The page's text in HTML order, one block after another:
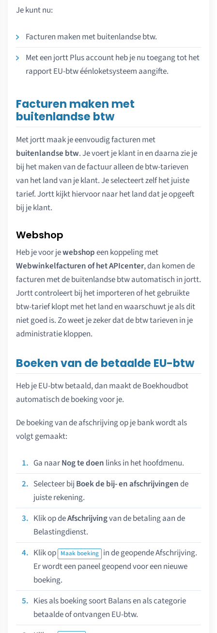
Je kunt nu:
Facturen maken met buitenlandse btw.
Met een jortt Plus account heb je nu toegang tot het
rapport EU-btw éénloketsysteem aangifte.
Facturen maken met
buitenlandse btw
Met jortt maak je eenvoudig facturen met
buitenlandse btw. Je voert je klant in en daarna zie je
bij het maken van de factuur alleen de btw-tarieven
van het land van je klant. Je selecteert zelf het juiste
tarief. Jortt kijkt hiervoor naar het land dat je opgeeft
bij je klant.
Webshop
Heb je voor jewebshopeen koppeling met
Webwinkelfacturen of het APIcenter, dan komen de
facturen met de buitenlandse btw automatisch in jortt.
Jortt controleert bij het importeren of het gebruikte
btw-tarief klopt met het land en waarschuwt je als dit
niet goed is. Zo weet je zeker dat de btw tarieven in je
administratie kloppen.
Boeken van de betaalde EU-btw
Heb je EU-btw betaald, dan maakt de Boekhoudbot
automatisch de boeking voor je.
De boeking van de afschrijving op je bank wordt als
volgt gemaakt:
Ga naarNog te doen links in het hoofdmenu.
Selecteer bij Boek de bij- en afschrijvingende
juiste rekening.
Klik op deAfschrijvingvan de betaling aan de
Belastingdienst.
Klik op Maak boeking in de geopende Afschrijving.
Er wordt een paneel geopend voor een nieuwe
boeking.
Kies als boeking soort Balans en als categorie
betaalde of ontvangen EU-btw.